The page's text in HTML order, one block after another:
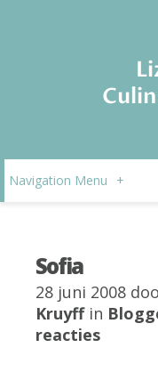
Navigation Menu +
Sofia
28 juni 2008
Kruyffin
reacties